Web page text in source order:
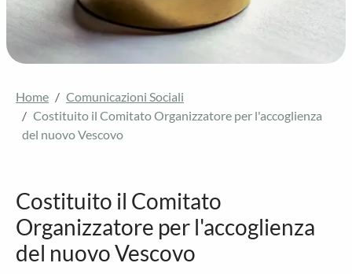
Home
Comunicazioni Sociali
Costituito il Comitato Organizzatore per l'accoglienza
del nuovo Vescovo
Costituito il Comitato
Organizzatore per l'accoglienza
del nuovo Vescovo